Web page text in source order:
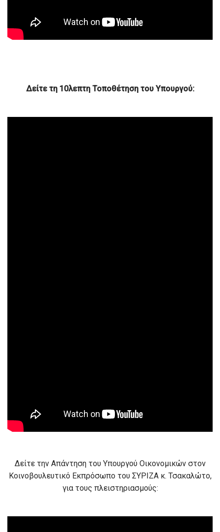
Δείτε τη 10λεπτη Τοποθέτηση του Υπουργού:
Δείτε την Απάντηση του Υπουργού Οικονομικών στον
Κοινοβουλευτικό Εκπρόσωπο του ΣΥΡΙΖΑ κ. Τσακαλώτο,
για τους πλειστηριασμούς: